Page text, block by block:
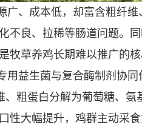
、成本低，却富含粗纤
良、拉稀等肠道问题。
草养鸡长期难以推广的核
益生菌与复合酶制剂协
粗蛋白分解为葡萄糖、
大幅提升，鸡群主动采